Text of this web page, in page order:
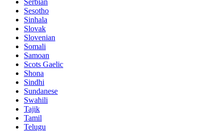
Sesotho
Sinhala
Slovak
Slovenian
Somali
Samoan
Scots Gaelic
Shona
Sindhi
Sundanese
Swahili
Tajik
Tamil
Telugu